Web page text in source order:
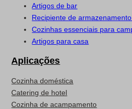
Artigos de bar
Recipiente de
Cozinhas essenciais para
Artigos para casa
Aplicações
Cozinha doméstica
Catering de hotel
Cozinha de acampamento